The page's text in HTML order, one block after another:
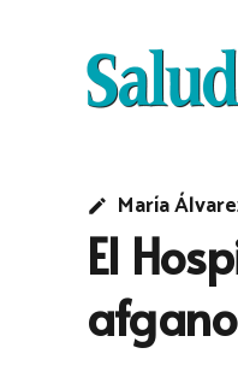
edit María
El